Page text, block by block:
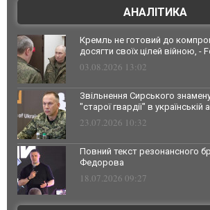
АНАЛІТИКА
Кремль не готовий до
досягти своїх цілей війною, -
03.08.2026 13:02
Звільнення Сирського
"старої гвардії" в українській
23.07.2026 10:32
Повний текст резонансного
Федорова
18.07.2026 09:27